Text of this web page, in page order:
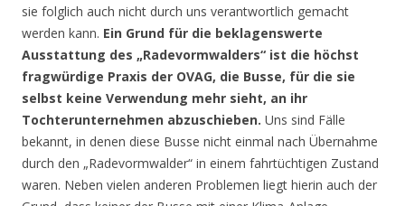
sie folglich auch nicht durch uns verantwortlich gemacht
werden kann. Ein Grund für die beklagenswerte
Ausstattung des „Radevormwalders“ ist die höchst
fragwürdige Praxis der OVAG, die Busse, für die sie
selbst keine Verwendung mehr sieht, an ihr
Tochterunternehmen abzuschieben. Uns sind Fälle
bekannt, in denen diese Busse nicht einmal nach Übernahme
durch den „Radevormwalder“ in einem fahrtüchtigen Zustand
waren. Neben vielen anderen Problemen liegt hierin auch der